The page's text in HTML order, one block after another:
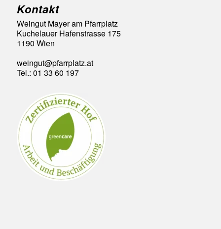
Kontakt
Weingut Mayer am Pfarrplatz
Kuchelauer Hafenstrasse 175
1190 Wien
weingut@pfarrplatz.at
Tel.: 01 33 60 197